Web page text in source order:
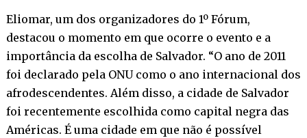
Eliomar, um dos organizadores do 1º Fórum,
destacou o momento em que ocorre o evento e a
importância da escolha de Salvador. “O ano de 2011
foi declarado pela ONU como o ano internacional dos
afrodescendentes. Além disso, a cidade de Salvador
foi recentemente escolhida como capital negra das
Américas. É uma cidade em que não é possível